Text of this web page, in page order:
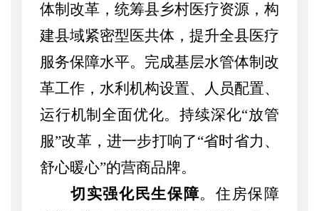
体制改革，统筹县乡村医疗资源，构
建县域紧密型医共体，提升全县医疗
服务保障水平。完成基层水管体制改
革工作，水利机构设置、人员配置、
运行机制全面优化。持续深化“放管
服”改革，进一步打响了“省时省力、
舒心暖心”的营商品牌。
切实强化民生保障。 住房保障